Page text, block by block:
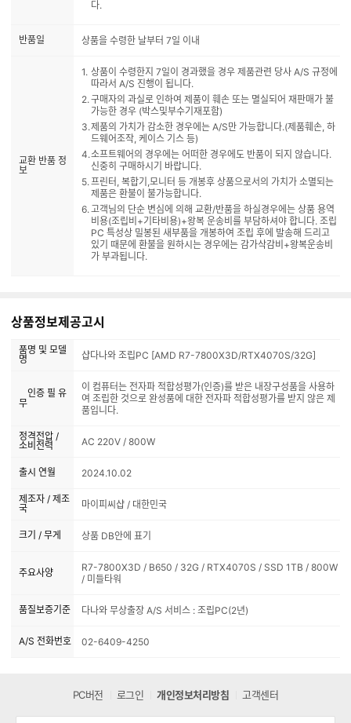
다.
반품일 상품을 수령한 날부터 7일 이내
교환 반품 정
보
상품이 수령한지 7일이 경과했을 경우 제품관련 당사 A/S 규정에
따라서 A/S 진행이 됩니다.
구매자의 과실로 인하여 제품이 훼손 또는 멸실되어 재판매가 불
가능한 경우 (박스및부수기재포함)
제품의 가치가 감소한 경우에는 A/S만 가능합니다.(제품훼손, 하
드웨어조작, 케이스 기스 등)
소프트웨어의 경우에는 어떠한 경우에도 반품이 되지 않습니다.
신중히 구매하시기 바랍니다.
프린터, 복합기,모니터 등 개봉후 상품으로서의 가치가 소멸되는
제품은 환불이 불가능합니다.
고객님의 단순 변심에 의해 교환/반품을 하실경우에는 상품 용역
비용(조립비+기타비용)+왕복 운송비를 부담하셔야 합니다. 조립
PC 특성상 밀봉된 새부품을 개봉하여 조립 후에 발송해 드리고
있기 때문에 환불을 원하시는 경우에는 감가삭감비+왕복운송비
가 부과됩니다.
상품정보제공고시
품명 및 모델
명
샵다나와 조립PC [AMD R7-7800X3D/RTX4070S/32G]
인증 필 유
무
이 컴퓨터는 전자파 적합성평가(인증)를 받은 내장구성품을 사용하
여 조립한 것으로 완성품에 대한 전자파 적합성평가를 받지 않은 제
품입니다.
정격전압 /
소비전력
AC 220V / 800W
출시 연월 2024.10.02
제조자 / 제조
국
마이피씨샵 / 대한민국
크기 / 무게 상품 DB안에 표기
주요사양
R7-7800X3D / B650 / 32G / RTX4070S / SSD 1TB / 800W
/ 미들타워
품질보증기준 다나와 무상출장 A/S 서비스 : 조립PC(2년)
A/S 전화번호 02-6409-4250
PC버전 로그인 개인정보처리방침 고객센터